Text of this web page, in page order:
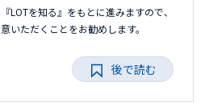
LOTを知る』をもとに進みますので、
いただくことをお勧めします。
後で読む